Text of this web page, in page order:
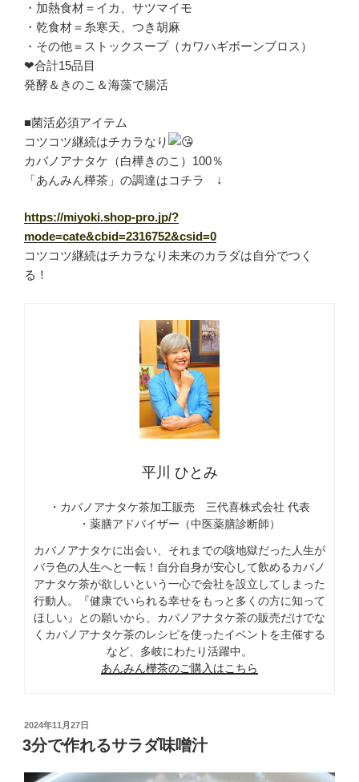
・加熱食材＝イカ、サツマイモ
・乾食材＝糸寒天、つき胡麻
・その他＝ストックスープ（カワハギボーンブロス）
❤合計15品目
発酵＆きのこ＆海藻で腸活
■菌活必須アイテム
コツコツ継続はチカラなり
カバノアナタケ（白樺きのこ）100％
「あんみん樺茶」の調達はコチラ ↓
https://miyoki.shop-pro.jp/?
mode=cate&cbid=2316752&csid=0
コツコツ継続はチカラなり未来のカラダは自分でつく
る！
平川 ひとみ
・カバノアナタケ茶加工販売 三代喜株式会社 代表
・薬膳アドバイザー（中医薬膳診断師）
カバノアナタケに出会い、それまでの咳地獄だった人生が
バラ色の人生へと一転！自分自身が安心して飲めるカバノ
アナタケ茶が欲しいという一心で会社を設立してしまった
行動人。『健康でいられる幸せをもっと多くの方に知って
ほしい』との願いから、カバノアナタケ茶の販売だけでな
くカバノアナタケ茶のレシピを使ったイベントを主催する
など、多岐にわたり活躍中。
あんみん樺茶のご購入はこちら
投
稿
日:
2024年11月27日
3分で作れるサラダ味噌汁